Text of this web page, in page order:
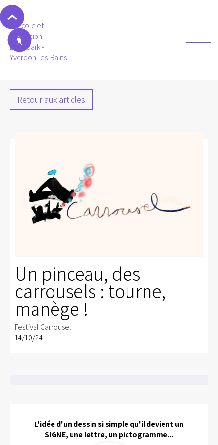
Retour aux articles
Un pinceau, des
carrousels : tourne,
manège !
Festival Carrousel
14/10/24
L'idée d'un dessin si simple qu'il devient un
SIGNE, une lettre, un pictogramme...